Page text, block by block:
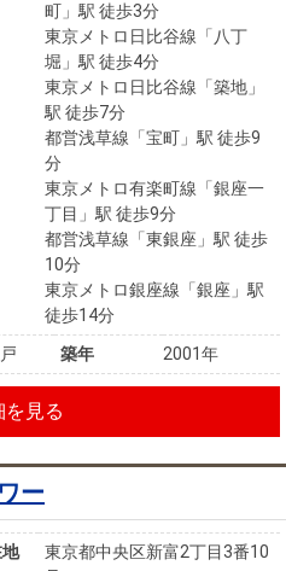
町」駅 徒歩3分
東京メトロ日比谷線「八丁
堀」駅 徒歩4分
東京メトロ日比谷線「築地」
駅 徒歩7分
都営浅草線「宝町」駅 徒歩9
分
東京メトロ有楽町線「銀座一
丁目」駅 徒歩9分
都営浅草線「東銀座」駅 徒歩
10分
東京メトロ銀座線「銀座」駅
徒歩14分
築年 2001年
を見る
ー
東京都中央区新富2丁目3番10